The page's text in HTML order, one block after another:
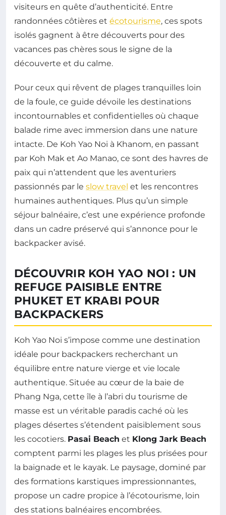
visiteurs en quête d’authenticité. Entre
randonnées côtières et écotourisme, ces spots
isolés gagnent à être découverts pour des
vacances pas chères sous le signe de la
découverte et du calme.
Pour ceux qui rêvent de plages tranquilles loin
de la foule, ce guide dévoile les destinations
incontournables et confidentielles où chaque
balade rime avec immersion dans une nature
intacte. De Koh Yao Noi à Khanom, en passant
par Koh Mak et Ao Manao, ce sont des havres de
paix qui n’attendent que les aventuriers
passionnés par le slow travel et les rencontres
humaines authentiques. Plus qu’un simple
séjour balnéaire, c’est une expérience profonde
dans un cadre préservé qui s’annonce pour le
backpacker avisé.
DÉCOUVRIR KOH YAO NOI : UN
REFUGE PAISIBLE ENTRE
PHUKET ET KRABI POUR
BACKPACKERS
Koh Yao Noi s’impose comme une destination
idéale pour backpackers recherchant un
équilibre entre nature vierge et vie locale
authentique. Située au cœur de la baie de
Phang Nga, cette île à l’abri du tourisme de
masse est un véritable paradis caché où les
plages désertes s’étendent paisiblement sous
les cocotiers. Pasai Beach et Klong Jark Beach
comptent parmi les plages les plus prisées pour
la baignade et le kayak. Le paysage, dominé par
des formations karstiques impressionnantes,
propose un cadre propice à l’écotourisme, loin
des stations balnéaires encombrées.